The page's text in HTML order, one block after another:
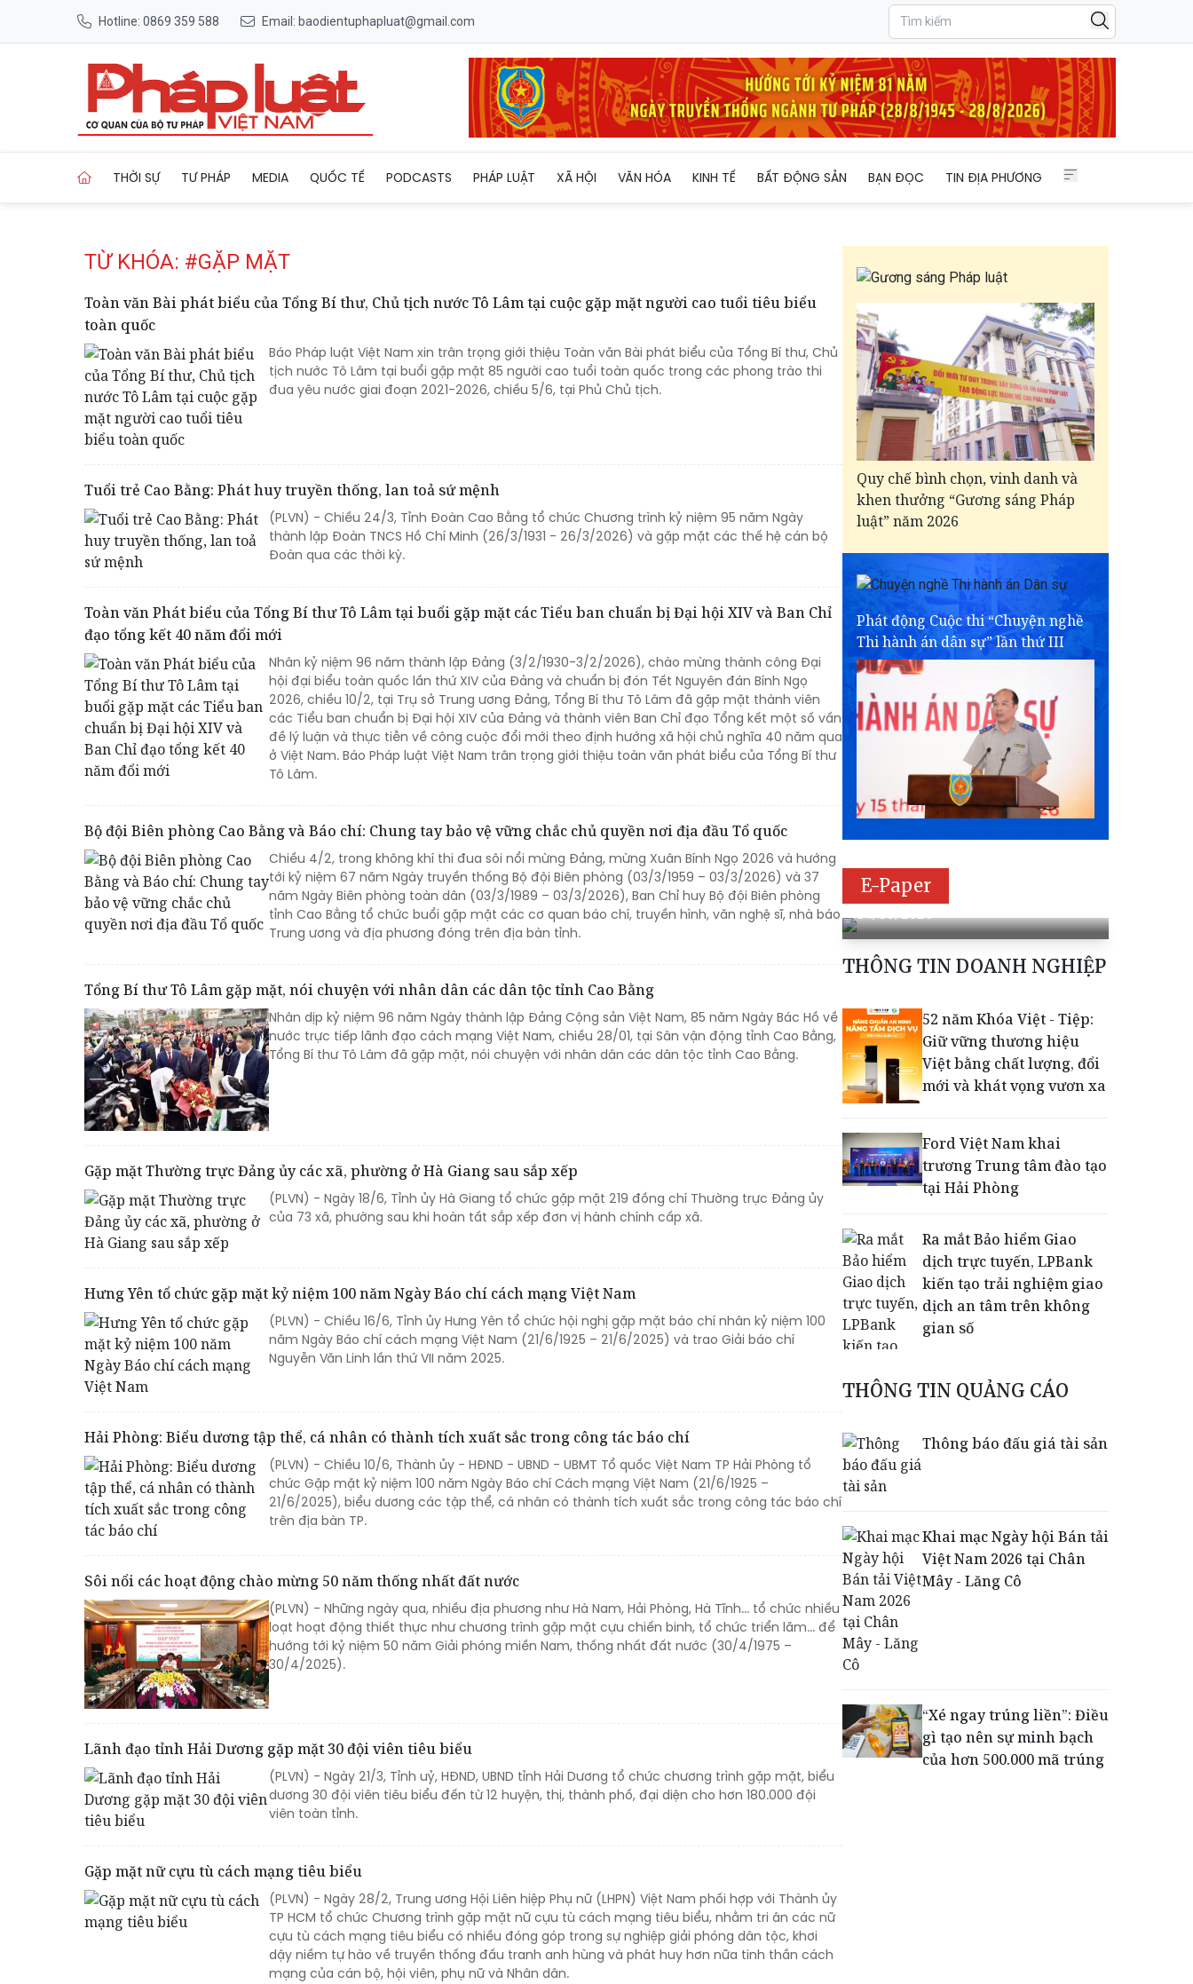
Hotline: 0869 359 588 Email: baodientuphapluat@gmail.com
THỜI SỰ TƯ PHÁP MEDIA QUỐC TẾ PODCASTS PHÁP LUẬT XÃ HỘI VĂN HÓA KINH TẾ BẤT ĐỘNG SẢN BẠN ĐỌC TIN ĐỊA PHƯƠNG
TỪ KHÓA: #GẶP MẶT
Toàn văn Bài phát biểu của Tổng Bí thư, Chủ tịch nước Tô Lâm tại cuộc gặp mặt người cao tuổi tiêu biểu
toàn quốc
Báo Pháp luật Việt Nam xin trân trọng giới thiệu Toàn văn Bài phát biểu của Tổng Bí thư, Chủ
tịch nước Tô Lâm tại buổi gặp mặt 85 người cao tuổi toàn quốc trong các phong trào thi
đua yêu nước giai đoạn 2021-2026, chiều 5/6, tại Phủ Chủ tịch.
Tuổi trẻ Cao Bằng: Phát huy truyền thống, lan toả sứ mệnh
(PLVN) - Chiều 24/3, Tỉnh Đoàn Cao Bằng tổ chức Chương trình kỷ niệm 95 năm Ngày
thành lập Đoàn TNCS Hồ Chí Minh (26/3/1931 - 26/3/2026) và gặp mặt các thế hệ cán bộ
Đoàn qua các thời kỳ.
Toàn văn Phát biểu của Tổng Bí thư Tô Lâm tại buổi gặp mặt các Tiểu ban chuẩn bị Đại hội XIV và Ban Chỉ
đạo tổng kết 40 năm đổi mới
Nhân kỷ niệm 96 năm thành lập Đảng (3/2/1930-3/2/2026), chào mừng thành công Đại
hội đại biểu toàn quốc lần thứ XIV của Đảng và chuẩn bị đón Tết Nguyên đán Bính Ngọ
2026, chiều 10/2, tại Trụ sở Trung ương Đảng, Tổng Bí thư Tô Lâm đã gặp mặt thành viên
các Tiểu ban chuẩn bị Đại hội XIV của Đảng và thành viên Ban Chỉ đạo Tổng kết một số vấn
đề lý luận và thực tiễn về công cuộc đổi mới theo định hướng xã hội chủ nghĩa 40 năm qua
ở Việt Nam. Báo Pháp luật Việt Nam trân trọng giới thiệu toàn văn phát biểu của Tổng Bí thư
Tô Lâm.
Bộ đội Biên phòng Cao Bằng và Báo chí: Chung tay bảo vệ vững chắc chủ quyền nơi địa đầu Tổ quốc
Chiều 4/2, trong không khí thi đua sôi nổi mừng Đảng, mừng Xuân Bính Ngọ 2026 và hướng
tới kỷ niệm 67 năm Ngày truyền thống Bộ đội Biên phòng (03/3/1959 – 03/3/2026) và 37
năm Ngày Biên phòng toàn dân (03/3/1989 – 03/3/2026), Ban Chỉ huy Bộ đội Biên phòng
tỉnh Cao Bằng tổ chức buổi gặp mặt các cơ quan báo chí, truyền hình, văn nghệ sĩ, nhà báo
Trung ương và địa phương đóng trên địa bàn tỉnh.
Tổng Bí thư Tô Lâm gặp mặt, nói chuyện với nhân dân các dân tộc tỉnh Cao Bằng
Nhân dịp kỷ niệm 96 năm Ngày thành lập Đảng Cộng sản Việt Nam, 85 năm Ngày Bác Hồ về
nước trực tiếp lãnh đạo cách mạng Việt Nam, chiều 28/01, tại Sân vận động tỉnh Cao Bằng,
Tổng Bí thư Tô Lâm đã gặp mặt, nói chuyện với nhân dân các dân tộc tỉnh Cao Bằng.
Gặp mặt Thường trực Đảng ủy các xã, phường ở Hà Giang sau sắp xếp
(PLVN) - Ngày 18/6, Tỉnh ủy Hà Giang tổ chức gặp mặt 219 đồng chí Thường trực Đảng ủy
của 73 xã, phường sau khi hoàn tất sắp xếp đơn vị hành chính cấp xã.
Hưng Yên tổ chức gặp mặt kỷ niệm 100 năm Ngày Báo chí cách mạng Việt Nam
(PLVN) - Chiều 16/6, Tỉnh ủy Hưng Yên tổ chức hội nghị gặp mặt báo chí nhân kỷ niệm 100
năm Ngày Báo chí cách mạng Việt Nam (21/6/1925 – 21/6/2025) và trao Giải báo chí
Nguyễn Văn Linh lần thứ VII năm 2025.
Hải Phòng: Biểu dương tập thể, cá nhân có thành tích xuất sắc trong công tác báo chí
(PLVN) - Chiều 10/6, Thành ủy - HĐND - UBND - UBMT Tổ quốc Việt Nam TP Hải Phòng tổ
chức Gặp mặt kỷ niệm 100 năm Ngày Báo chí Cách mạng Việt Nam (21/6/1925 –
21/6/2025), biểu dương các tập thể, cá nhân có thành tích xuất sắc trong công tác báo chí
trên địa bàn TP.
Sôi nổi các hoạt động chào mừng 50 năm thống nhất đất nước
(PLVN) - Những ngày qua, nhiều địa phương như Hà Nam, Hải Phòng, Hà Tĩnh... tổ chức nhiều
loạt hoạt động thiết thực như chương trình gặp mặt cựu chiến binh, tổ chức triển lãm... để
hướng tới kỷ niệm 50 năm Giải phóng miền Nam, thống nhất đất nước (30/4/1975 –
30/4/2025).
Lãnh đạo tỉnh Hải Dương gặp mặt 30 đội viên tiêu biểu
(PLVN) - Ngày 21/3, Tỉnh uỷ, HĐND, UBND tỉnh Hải Dương tổ chức chương trình gặp mặt, biểu
dương 30 đội viên tiêu biểu đến từ 12 huyện, thị, thành phố, đại diện cho hơn 180.000 đội
viên toàn tỉnh.
Gặp mặt nữ cựu tù cách mạng tiêu biểu
(PLVN) - Ngày 28/2, Trung ương Hội Liên hiệp Phụ nữ (LHPN) Việt Nam phối hợp với Thành ủy
TP HCM tổ chức Chương trình gặp mặt nữ cựu tù cách mạng tiêu biểu, nhằm tri ân các nữ
cựu tù cách mạng tiêu biểu có nhiều đóng góp trong sự nghiệp giải phóng dân tộc, khơi
dậy niềm tự hào về truyền thống đấu tranh anh hùng và phát huy hơn nữa tinh thần cách
mạng của cán bộ, hội viên, phụ nữ và Nhân dân.
Quy chế bình chọn, vinh danh và
khen thưởng “Gương sáng Pháp
luật” năm 2026
Phát động Cuộc thi “Chuyện nghề
Thi hành án dân sự” lần thứ III
E-Paper
Báo Pháp luật Việt Nam số 198
THÔNG TIN DOANH NGHIỆP
52 năm Khóa Việt - Tiệp:
Giữ vững thương hiệu
Việt bằng chất lượng, đổi
mới và khát vọng vươn xa
Ford Việt Nam khai
trương Trung tâm đào tạo
tại Hải Phòng
Ra mắt Bảo hiểm Giao
dịch trực tuyến, LPBank
kiến tạo trải nghiệm giao
dịch an tâm trên không
gian số
lực vận hành và thích ứng
của TCIT
Phú Quốc - Thiên đường
lập nghiệp của người trẻ
THÔNG TIN QUẢNG CÁO
Thông báo đấu giá tài sản
Khai mạc Ngày hội Bán tải
Việt Nam 2026 tại Chân
Mây - Lăng Cô
“Xé ngay trúng liền”: Điều
gì tạo nên sự minh bạch
của hơn 500.000 mã trúng